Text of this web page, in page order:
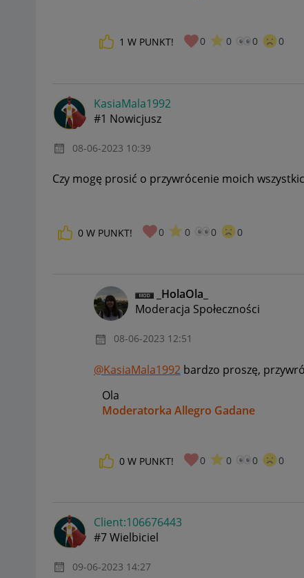
1 W PUNKT! 0 0 0 0
KasiaMala1992
#1 Nowicjusz
‎08-06-2023 10:39
Czy mogę prosić o przywrócenie moich
0 W PUNKT! 0 0 0 0
_HolaOla_
Moderacja Społeczności
‎08-06-2023 12:51
@KasiaMala1992 bardzo proszę,
Ola
Moderatorka Allegro Gadane
0 W PUNKT! 0 0 0 0
Client:106676443
#7 Wielbiciel
‎09-06-2023 14:27